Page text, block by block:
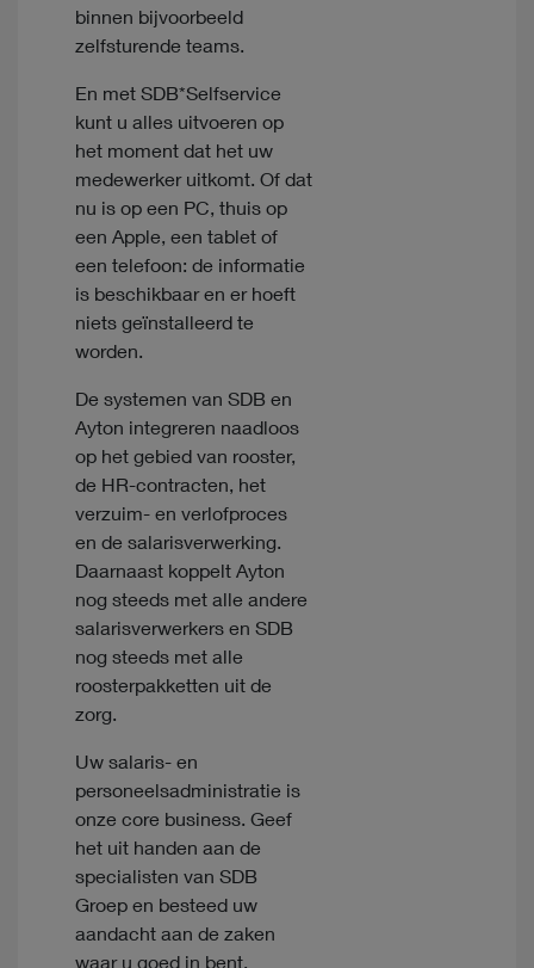
binnen bijvoorbeeld
zelfsturende teams.
En met SDB*Selfservice
kunt u alles uitvoeren op
het moment dat het uw
medewerker uitkomt. Of dat
nu is op een PC, thuis op
een Apple, een tablet of
een telefoon: de informatie
is beschikbaar en er hoeft
niets geïnstalleerd te
worden.
De systemen van SDB en
Ayton integreren naadloos
op het gebied van rooster,
de HR-contracten, het
verzuim- en verlofproces
en de salarisverwerking.
Daarnaast koppelt Ayton
nog steeds met alle andere
salarisverwerkers en SDB
nog steeds met alle
roosterpakketten uit de
zorg.
Uw salaris- en
personeelsadministratie is
onze core business. Geef
het uit handen aan de
specialisten van SDB
Groep en besteed uw
aandacht aan de zaken
waar u goed in bent.